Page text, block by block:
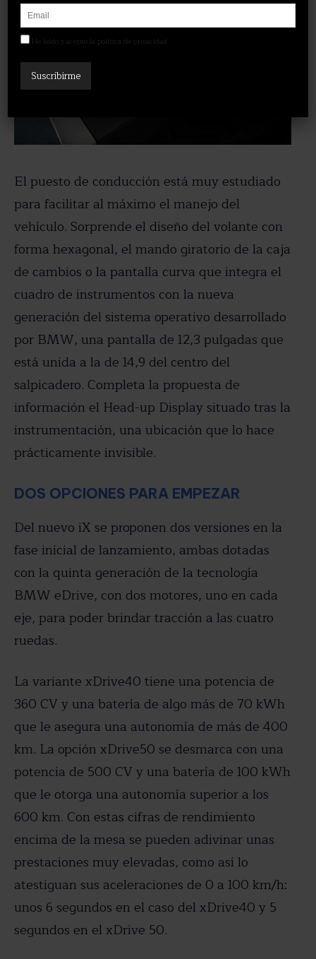
El puesto de conducción está muy estudiado
para facilitar al máximo el manejo del
vehículo. Sorprende el diseño del volante con
forma hexagonal, el mando giratorio de la caja
de cambios o la pantalla curva que integra el
cuadro de instrumentos con la nueva
generación del sistema operativo desarrollado
por BMW, una pantalla de 12,3 pulgadas que
está unida a la de 14,9 del centro del
salpicadero. Completa la propuesta de
información el Head-up Display situado tras la
instrumentación, una ubicación que lo hace
prácticamente invisible.
DOS OPCIONES PARA EMPEZAR
Del nuevo iX se proponen dos versiones en la
fase inicial de lanzamiento, ambas dotadas
con la quinta generación de la tecnología
BMW eDrive, con dos motores, uno en cada
eje, para poder brindar tracción a las cuatro
ruedas.
La variante xDrive40 tiene una potencia de
360 CV y una batería de algo más de 70 kWh
que le asegura una autonomía de más de 400
km. La opción xDrive50 se desmarca con una
potencia de 500 CV y una batería de 100 kWh
que le otorga una autonomía superior a los
600 km. Con estas cifras de rendimiento
encima de la mesa se pueden adivinar unas
prestaciones muy elevadas, como así lo
atestiguan sus aceleraciones de 0 a 100 km/h:
unos 6 segundos en el caso del xDrive40 y 5
segundos en el xDrive 50.
He leído y acepto la política de privacidad